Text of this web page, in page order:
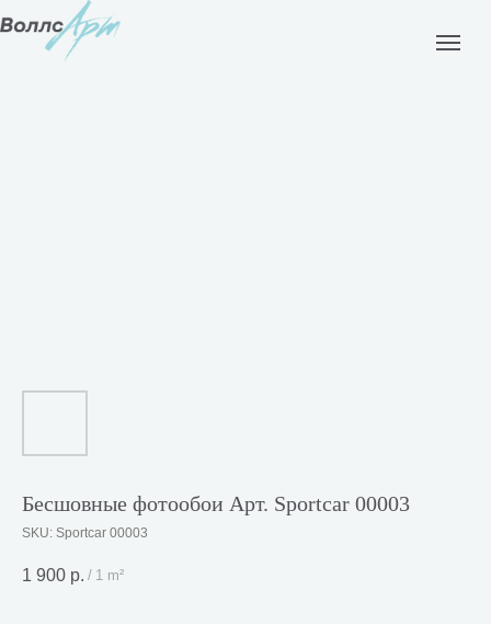
Бесшовные фотообои Арт. Sportcar 00003
SKU: Sportcar 00003
1 900 р. / 1 m²